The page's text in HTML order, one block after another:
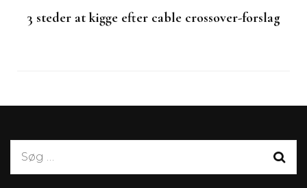
3 steder at kigge efter cable crossover-forslag
Søg
efter: